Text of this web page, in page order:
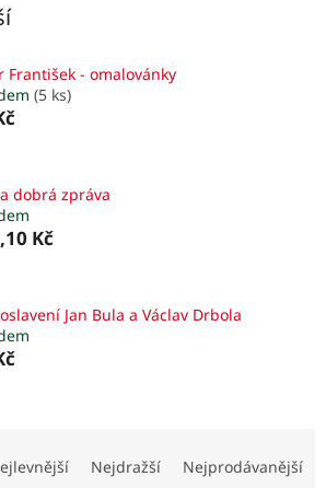
František - omalovánky
(5 ks)
dobrá zpráva
Kč
Jan Bula a Václav Drbola
Nejdražší Nejprodávanější